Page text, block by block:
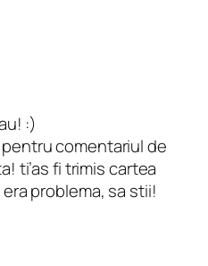
:)
comentariul de
ti’as fi trimis cartea
problema, sa stii!